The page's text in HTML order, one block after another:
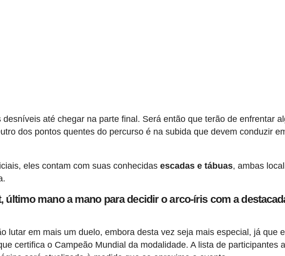
até chegar na parte final. Será então que terão de enfrentar
dos pontos quentes do percurso é na subida que devem conduzir
eles contam com suas conhecidasescadas e tábuas, ambas
último mano a mano para decidir o arco-íris com a
lutar em mais um duelo, embora desta vez seja mais especial, já que
certifica o Campeão Mundial da modalidade. A lista de participantes